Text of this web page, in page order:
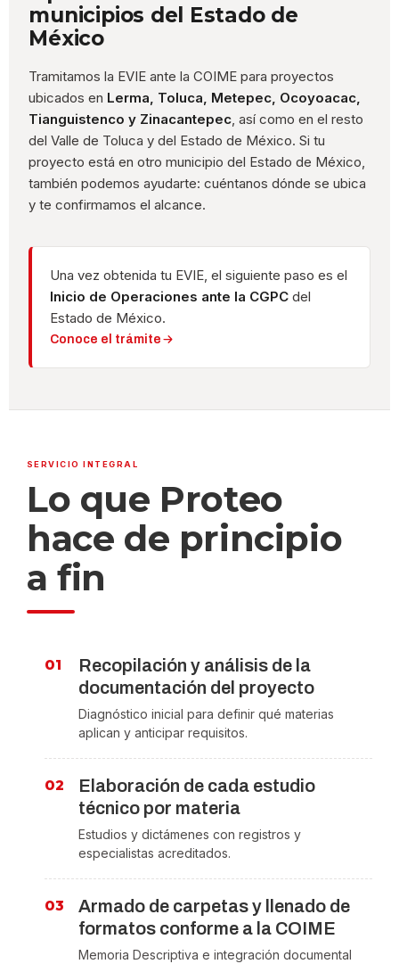
municipios del Estado de
México
Tramitamos la EVIE ante la COIME para proyectos
ubicados en Lerma, Toluca, Metepec, Ocoyoacac,
Tianguistenco y Zinacantepec, así como en el resto
del Valle de Toluca y del Estado de México. Si tu
proyecto está en otro municipio del Estado de México,
también podemos ayudarte: cuéntanos dónde se ubica
y te confirmamos el alcance.
Una vez obtenida tu EVIE, el siguiente paso es el
Inicio de Operaciones ante la CGPC del
Estado de México.
Conoce el trámite
SERVICIO INTEGRAL
Lo que Proteo
hace de principio
a fin
Recopilación y análisis de la
documentación del proyecto
Diagnóstico inicial para definir qué materias
aplican y anticipar requisitos.
Elaboración de cada estudio
técnico por materia
Estudios y dictámenes con registros y
especialistas acreditados.
Armado de carpetas y llenado de
formatos conforme a la COIME
Memoria Descriptiva e integración documental